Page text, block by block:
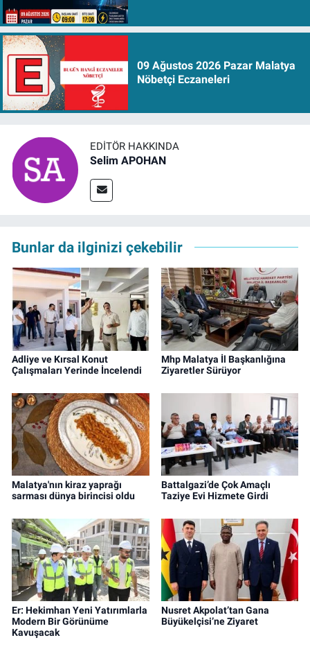
09 Ağustos 2026 Pazar Malatya
Nöbetçi Eczaneleri
EDITÖR HAKKINDA
Selim APOHAN
Bunlar da ilginizi çekebilir
Adliye ve Kırsal Konut
Çalışmaları Yerinde İncelendi
Mhp Malatya İl Başkanlığına
Ziyaretler Sürüyor
Malatya'nın kiraz yaprağı
sarması dünya birincisi oldu
Battalgazi’de Çok Amaçlı
Taziye Evi Hizmete Girdi
Er: Hekimhan Yeni Yatırımlarla
Modern Bir Görünüme
Kavuşacak
Nusret Akpolat’tan Gana
Büyükelçisi’ne Ziyaret